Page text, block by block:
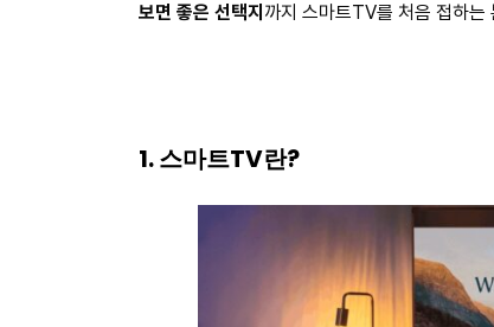
보면 좋은 선택지 까지 스마트TV를 처음 접하는
1. 스마트TV란?